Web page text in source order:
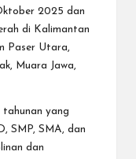
2025 dan
di Kalimantan
Paser Utara,
Muara Jawa,
tahunan yang
SMP, SMA, dan
dan